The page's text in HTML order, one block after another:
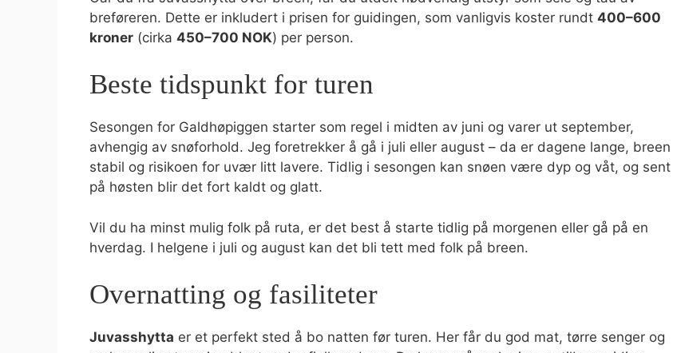
breføreren. Dette er inkludert i prisen for guidingen, som vanligvis koster rundt 400–600
kroner (cirka 450–700 NOK) per person.
Beste tidspunkt for turen
Sesongen for Galdhøpiggen starter som regel i midten av juni og varer ut september,
avhengig av snøforhold. Jeg foretrekker å gå i juli eller august – da er dagene lange, breen
stabil og risikoen for uvær litt lavere. Tidlig i sesongen kan snøen være dyp og våt, og sent
på høsten blir det fort kaldt og glatt.
Vil du ha minst mulig folk på ruta, er det best å starte tidlig på morgenen eller gå på en
hverdag. I helgene i juli og august kan det bli tett med folk på breen.
Overnatting og fasiliteter
Juvasshytta er et perfekt sted å bo natten før turen. Her får du god mat, tørre senger og